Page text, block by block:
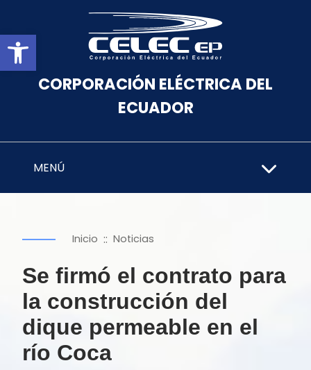
Abrir barra de herramientas
CORPORACIÓN ELÉCTRICA DEL
ECUADOR
MENÚ
Inicio :: Noticias
Se firmó el contrato para
la construcción del
dique permeable en el
río Coca